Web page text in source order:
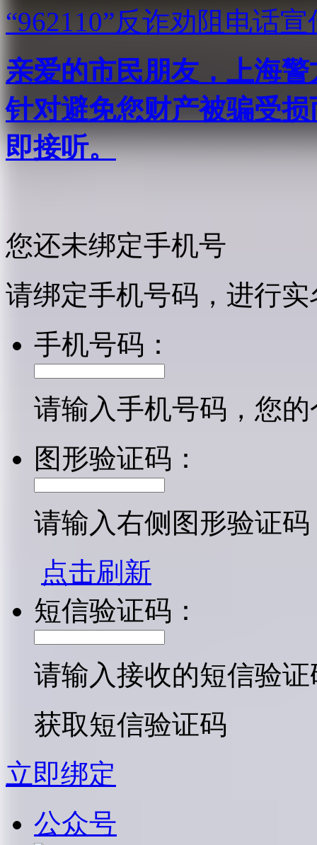
“962110”反诈劝阻电话宣
亲爱的市民朋友，上海
针对避免您财产被骗受
即接听。
您还未绑定手机号
请绑定手机号码，进行
手机号码：
请输入手机号码，您
图形验证码：
请输入右侧图形验证码
点击刷新
短信验证码：
请输入接收的短信验证
获取短信验证码
立即绑定
公众号